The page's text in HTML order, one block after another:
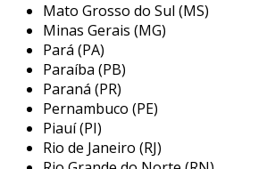
componente.
principais aplicações do
acoplamento elástico e
o acoplamento rotex gr é versátil e
utilizado em uma variedade de
Mato Grosso do Sul (MS)
Minas Gerais (MG)
Pará (PA)
Paraíba (PB)
Paraná (PR)
Pernambuco (PE)
Piauí (PI)
Rio de Janeiro (RJ)